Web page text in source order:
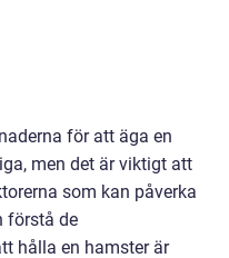
för att äga en
men det är viktigt att
som kan påverka
förstå de
hålla en hamster är